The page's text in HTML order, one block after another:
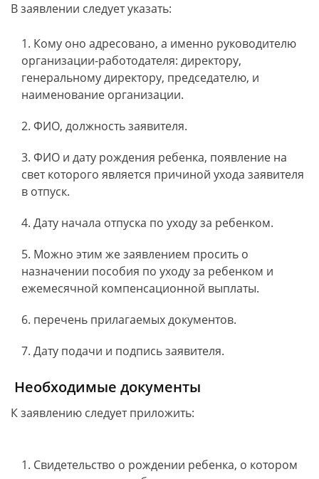
В заявлении следует указать:
Кому оно адресовано, а именно руководителю
организации-работодателя: директору,
генеральному директору, председателю, и
наименование организации.
ФИО, должность заявителя.
ФИО и дату рождения ребенка, появление на
свет которого является причиной ухода заявителя
в отпуск.
Дату начала отпуска по уходу за ребенком.
Можно этим же заявлением просить о
назначении пособия по уходу за ребенком и
ежемесячной компенсационной выплаты.
перечень прилагаемых документов.
Дату подачи и подпись заявителя.
Необходимые документы
К заявлению следует приложить:
Свидетельство о рождении ребенка, о котором